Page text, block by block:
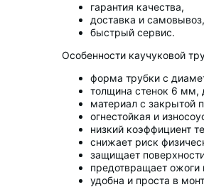
гарантия качества,
доставка и самовывоз,
быстрый сервис.
Особенности каучуковой
форма трубки с
толщина стенок 6 мм,
материал с закрытой
огнестойкая и
низкий коэффициент
снижает риск
защищает
предотвращает
удобна и проста в